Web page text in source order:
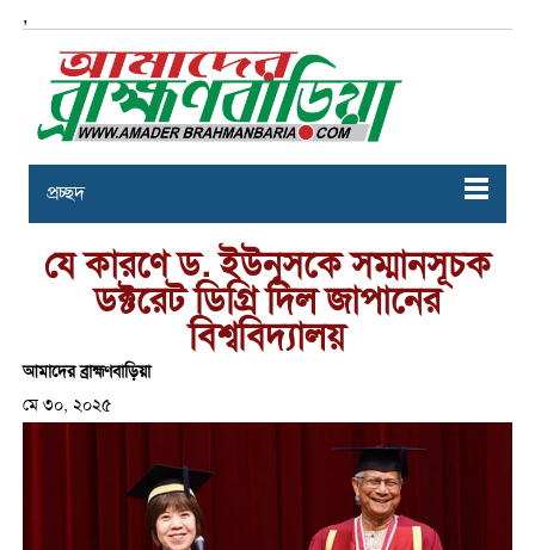
,
প্রচ্ছদ
যে কারণে ড. ইউনূসকে সম্মানসূচক
ডক্টরেট ডিগ্রি দিল জাপানের
বিশ্ববিদ্যালয়
আমাদের ব্রাহ্মণবাড়িয়া
মে ৩০, ২০২৫